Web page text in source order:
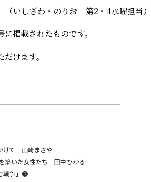
（いしざわ・のりお 第2・4水曜担当）
掲載されたものです。
けます。
けて 山崎まさや
築いた女性たち 田中ひかる
戦争」❶